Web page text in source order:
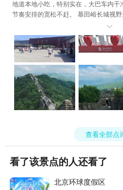
地道本地小吃，特别实在，大巴车内干
节奏安排的宽松不赶。 慕田峪长城视
别出片。颐和园湖面波光粼粼，环湖游
园林，风光格外惬意。同行小伙伴体
好后，主动加逛了圆明园，多收获一
有强制消费，全程游玩氛围超好，性
就选这个团，完全不踩雷，强烈推荐！

查看全部点
看了该景点的人还看了
北京环球度假区